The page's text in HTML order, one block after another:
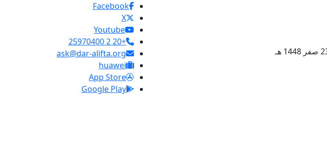
Facebook
X
Youtube
+20 2 25970400
ask@dar-alifta.org
huawei
App Store
Google Play